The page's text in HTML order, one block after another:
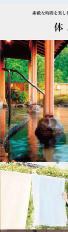
体験・温泉・チケット